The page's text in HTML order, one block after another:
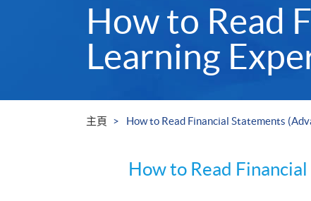
How to Read
Learning
主頁 How to Read Financial Statements
How to Read